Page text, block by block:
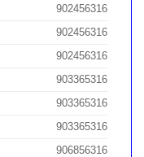
902456316
902456316
902456316
903365316
903365316
903365316
906856316